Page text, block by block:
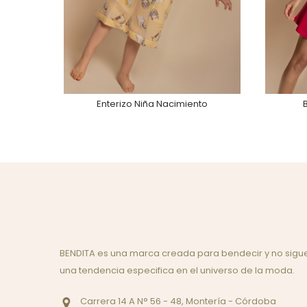
Enterizo Niña Nacimiento
BENDITA es una marca creada para bendecir y no
una tendencia especifica en el universo de la moda.
Carrera 14 A N° 56 - 48, Montería - Córdoba